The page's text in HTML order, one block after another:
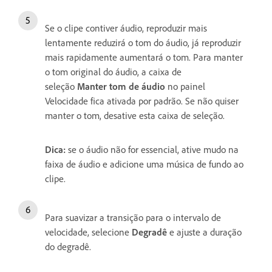
Se o clipe contiver áudio, reproduzir mais
lentamente reduzirá o tom do áudio, já reproduzir
mais rapidamente aumentará o tom. Para manter
o tom original do áudio, a caixa de
seleção Manter tom de áudio no painel
Velocidade fica ativada por padrão. Se não quiser
manter o tom, desative esta caixa de seleção.
Dica: se o áudio não for essencial, ative mudo na
faixa de áudio e adicione uma música de fundo ao
clipe.
Para suavizar a transição para o intervalo de
velocidade, selecione Degradê e ajuste a duração
do degradê.